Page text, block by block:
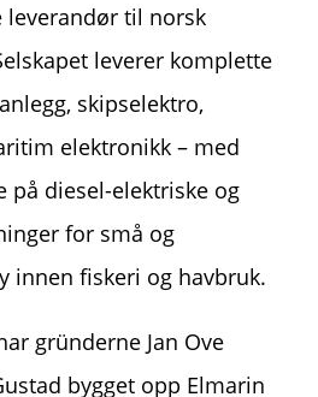
til norsk
leverer komplette
skipselektro,
elektronikk – med
på diesel-elektriske og
for små og
innen fiskeri og havbruk.
gründerne Jan Ove
bygget opp Elmarin